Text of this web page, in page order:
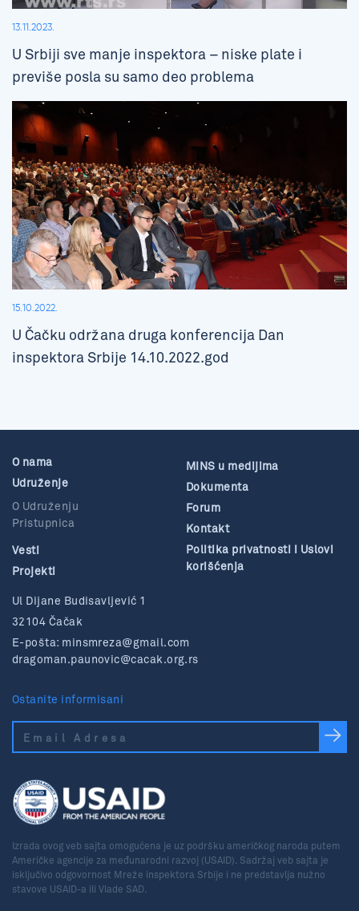
13.11.2023.
U Srbiji sve manje inspektora – niske plate i
previše posla su samo deo problema
15.10.2022.
U Čačku održana druga konferencija Dan
inspektora Srbije 14.10.2022.god
O nama
Udruženje
O Udruženju
Pristupnica
Vesti
Projekti
MINS u medijima
Dokumenta
Forum
Kontakt
Politika privatnosti i Uslovi
korišćenja
Ul Dijane Budisavljević 1
32104 Čačak
E-pošta: minsmreza@gmail.com
dragoman.paunovic@cacak.org.rs
Ostanite informisani
Izrada ovog veb sajta omogućena je uz podršku američkog naroda putem
Američke agencije za međunarodni razvoj (USAID). Sadržaj veb sajta je
isključivo odgovornost Mreže inspektora Srbije i ne predstavlja nužno
stavove USAID-a ili Vlade SAD.